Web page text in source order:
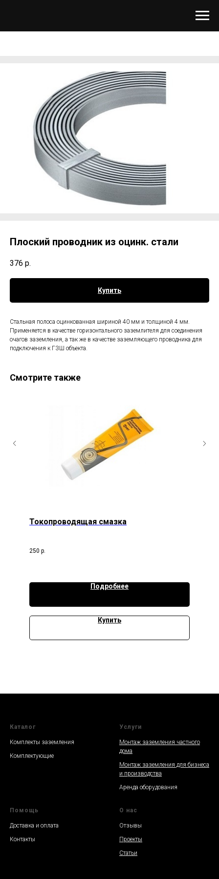
Плоский проводник из оцинк. стали
376 р.
Купить
Стальная полоса оцинкованная шириной 40 мм и толщиной 4 мм.
Применяется в качестве горизонтального заземлителя для соединения
очагов заземления, а так же в качестве заземляющего проводника для
подключения к ГЗШ объекта.
Смотрите также
Токопроводящая смазка
250 р.
Подробнее
Купить
Каталог
Комплекты заземления
Комплектующие
Услуги
Монтаж заземления частного
дома
Монтаж заземления для бизнеса
и производства
Аренда оборудования
Помощь
Доставка и оплата
Контакты
О нас
Отзывы
Проекты
Статьи